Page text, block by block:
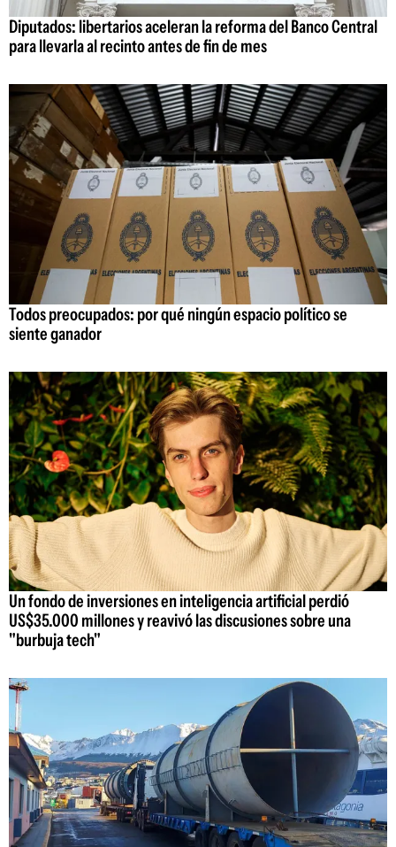
Diputados: libertarios aceleran la reforma del Banco Central
para llevarla al recinto antes de fin de mes
Todos preocupados: por qué ningún espacio político se
siente ganador
Un fondo de inversiones en inteligencia artificial perdió
US$35.000 millones y reavivó las discusiones sobre una
"burbuja tech"